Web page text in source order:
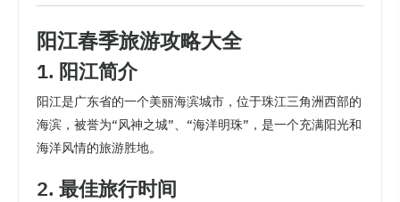
阳江春季旅游攻略大全
1. 阳江简介
阳江是广东省的一个美丽海滨城市，位于珠江三角洲西部的
海滨，被誉为“风神之城”、“海洋明珠”，是一个充满阳光和
海洋风情的旅游胜地。
2. 最佳旅行时间